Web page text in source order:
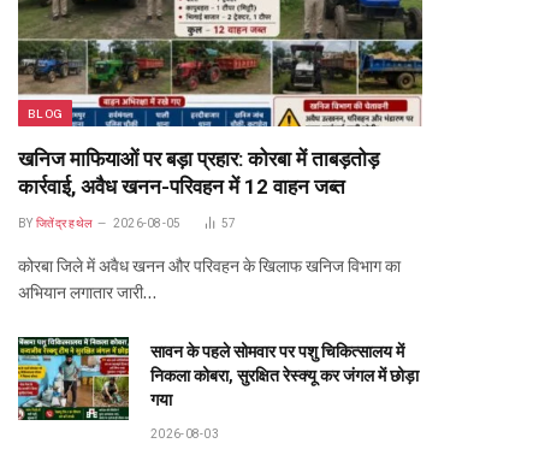
BLOG
खनिज माफियाओं पर बड़ा प्रहार: कोरबा में ताबड़तोड़
कार्रवाई, अवैध खनन-परिवहन में 12 वाहन जब्त
BY जितेंद्र हथेल 2026-08-05 57
कोरबा जिले में अवैध खनन और परिवहन के खिलाफ खनिज विभाग का
अभियान लगातार जारी…
सावन के पहले सोमवार पर पशु चिकित्सालय में
निकला कोबरा, सुरक्षित रेस्क्यू कर जंगल में छोड़ा
गया
2026-08-03